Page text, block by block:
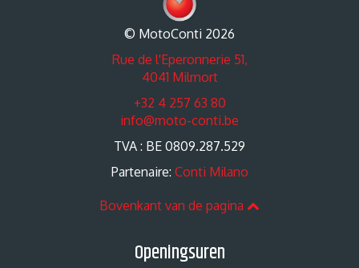
© MotoConti 2026
Rue de l'Eperonnerie 51,
4041 Milmort
+32 4 257 63 80
info@moto-conti.be
TVA : BE 0809.287.529
Partenaire: Conti Milano
Bovenkant van de pagina
Openingsuren